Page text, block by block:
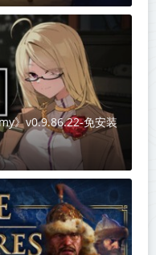
》v0.9.86.22-免安装